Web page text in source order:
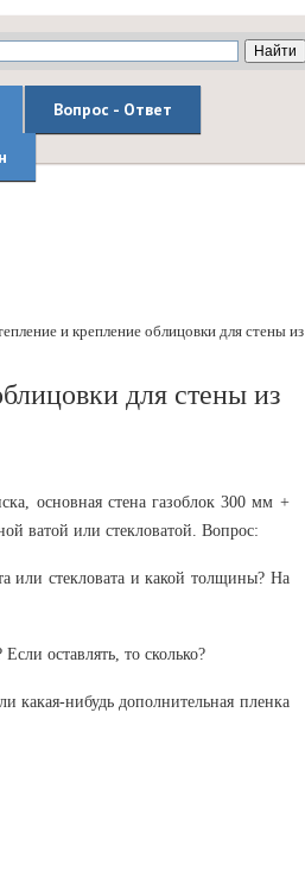
Вопрос - Ответ
и крепление облицовки для стены из
для стены из
основная стена газоблок 300 мм +
ватой или стекловатой. Вопрос:
или стекловата и какой толщины? На
оставлять, то сколько?
какая-нибудь дополнительная пленка